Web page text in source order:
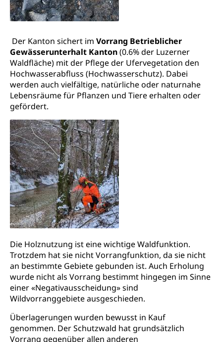
Der Kanton sichert im Vorrang Betrieblicher
Gewässerunterhalt Kanton(0.6% der Luzerner
Waldfläche) mit der Pflege der Ufervegetation den
Hochwasserabfluss (Hochwasserschutz). Dabei
werden auch vielfältige, natürliche oder naturnahe
Lebensräume für Pflanzen und Tiere erhalten oder
gefördert.
Die Holznutzung ist eine wichtige Waldfunktion.
Trotzdem hat sie nicht Vorrangfunktion, da sie nicht
an bestimmte Gebiete gebunden ist. Auch Erholung
wurde nicht als Vorrang bestimmt hingegen im Sinne
einer «Negativausscheidung» sind
Wildvorranggebiete ausgeschieden.
Überlagerungen wurden bewusst in Kauf
genommen. Der Schutzwald hat grundsätzlich
Vorrang gegenüber allen anderen
Zivilschutz
Staat und Recht
Gleichstellung von Frau und Mann
Diskriminierung, Gleichstellungsbüro, Mobbing
Gleichstellung aller Geschlechter und
Gleichstellung Menschen mit
Behinderungen
Schlichtungsbehörde Gleichstellung
Zivilverfahren
Bezirksgerichte: Aufgaben und Verfahren
Kosten im Zivilprozess
Betreibung und Konkurs
Bankrott, Schulden, Zahlungsunfähigkeit, Pfändung
Schulden (gruezi.lu.ch)
Betreibungsämter
Betreibungsverfahren
Konkursämter
Demokratie
Regierungsform, Stimm- und Wahlrecht,
Stimmrecht, Abstimmungen, Wahlen, politische
Parteien, Grundfreiheiten, Pluralismus
Volksrechte
Kantonale Steuern
Finanzausgleich, Einkommenssteuer, Kopfsteuer,
Personalsteuer, Haushaltssteuer, Vermögenssteuer,
Verrechnungssteuer, Quellensteuer,
Grundstückgewinnsteuer, Liegenschaftssteuer,
Handänderungssteuer, Grundsteuer, Kirchensteuer,
Gewerbesteuer, Vergnügungssteuer,
Reklameplakatsteuer, Verkehrssteuer,
Erbschaftssteuer, Schenkungssteuer, Gewinn- und
Kapitalsteuer